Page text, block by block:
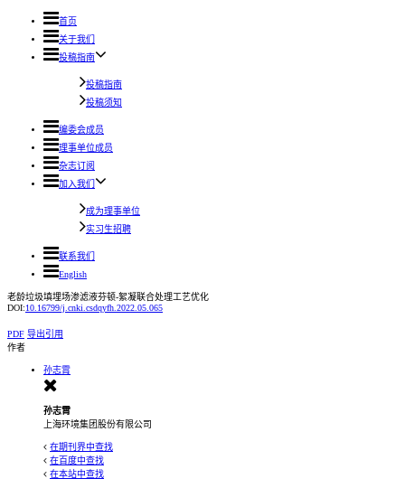
首页
关于我们
投稿指南
投稿指南
投稿须知
编委会成员
理事单位成员
杂志订阅
加入我们
成为理事单位
实习生招聘
联系我们
English
老龄垃圾填埋场渗滤液芬顿-絮凝联合处理工艺优化
DOI:10.16799/j.cnki.csdqyfh.2022.05.065
PDF 导出引用
作者
孙志霄
孙志霄
上海环境集团股份有限公司
在期刊界中查找
在百度中查找
在本站中查找